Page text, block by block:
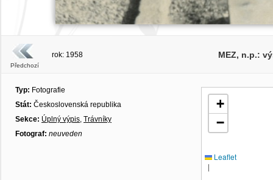
Předchozí
rok: 1958 MEZ, n.p.:
Typ: Fotografie
Stát: Československá republika
Sekce: Úplný výpis, Trávníky
Fotograf: neuveden
+
−
Leaflet
|